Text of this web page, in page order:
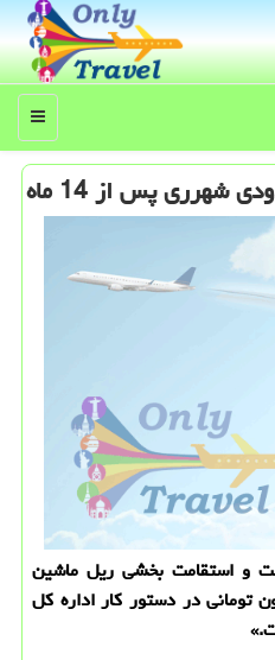
منو
پس از 14 ماه
و استقامت بخشی ریل ماشین
با اعتبار ۶۰ میلیون تومانی در دستور كار اداره كل